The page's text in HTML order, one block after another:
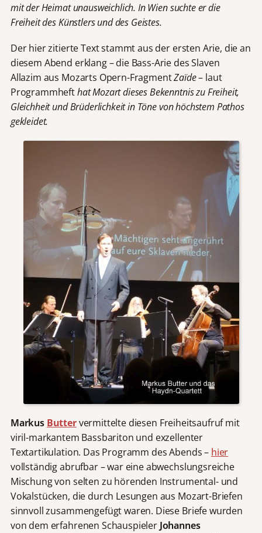
mit der Heimat unausweichlich. In Wien suchte er die
Freiheit des Künstlers und des Geistes.
Der hier zitierte Text stammt aus der ersten Arie, die an
diesem Abend erklang – die Bass-Arie des Slaven
Allazim aus Mozarts Opern-FragmentZaïde– laut
Programmhefthat Mozart dieses Bekenntnis zu Freiheit,
Gleichheit und Brüderlichkeit in Töne von höchstem Pathos
gekleidet.
Markus Buttervermittelte diesen Freiheitsaufruf mit
viril-markantem Bassbariton und exzellenter
Textartikulation. Das Programm des Abends – hier
vollständig abrufbar – war eine abwechslungsreiche
Mischung von selten zu hörenden Instrumental- und
Vokalstücken, die durch Lesungen aus Mozart-Briefen
sinnvoll zusammengefügt waren. Diese Briefe wurden
von dem erfahrenen Schauspieler Johannes